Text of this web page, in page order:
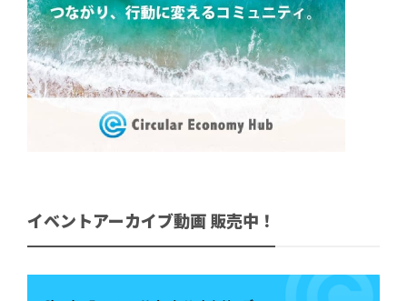
イベントアーカイブ動画 販売中！